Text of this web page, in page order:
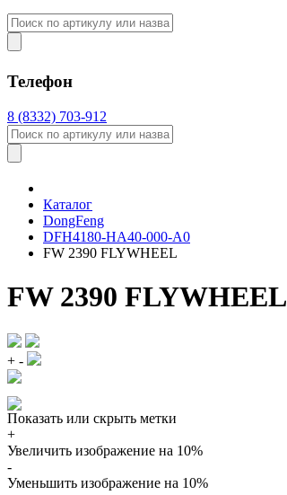
Телефон
8 (8332) 703-912
Каталог
DongFeng
DFH4180-HA40-000-A0
FW 2390 FLYWHEEL
FW 2390 FLYWHEEL
+ -
Показать или скрыть метки
+
Увеличить изображение на 10%
-
Уменьшить изображение на 10%